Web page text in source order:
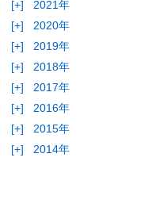
[+]
2021年
[+]
2020年
[+]
2019年
[+]
2018年
[+]
2017年
[+]
2016年
[+]
2015年
[+]
2014年